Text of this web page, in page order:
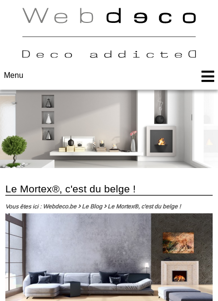
Menu
Le Mortex®, c'est du belge !
Vous êtes ici : Webdeco.be Le Blog Le Mortex®, c'est du belge !